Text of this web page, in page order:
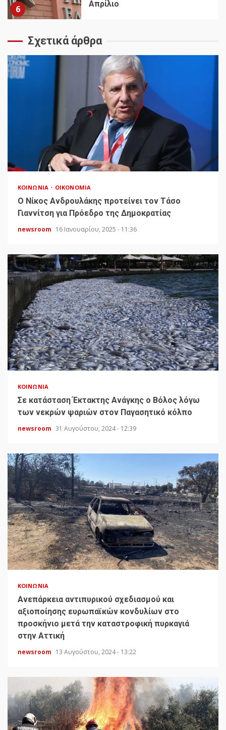
6 Απρίλιο
Σχετικά άρθρα
ΚΟΙΝΩΝΊΑ ΟΙΚΟΝΟΜΊΑ
Ο Νίκος Ανδρουλάκης προτείνει τον Τάσο
Γιαννίτση για Πρόεδρο της Δημοκρατίας
newsroom 16 Ιανουαρίου, 2025 - 11:36
ΚΟΙΝΩΝΊΑ
Σε κατάσταση Έκτακτης Ανάγκης ο Βόλος λόγω
των νεκρών ψαριών στον Παγασητικό κόλπο
newsroom 31 Αυγούστου, 2024 - 12:39
ΚΟΙΝΩΝΊΑ
Ανεπάρκεια αντιπυρικού σχεδιασμού και
αξιοποίησης ευρωπαϊκών κονδυλίων στο
προσκήνιο μετά την καταστροφική πυρκαγιά
στην Αττική
newsroom 13 Αυγούστου, 2024 - 13:22